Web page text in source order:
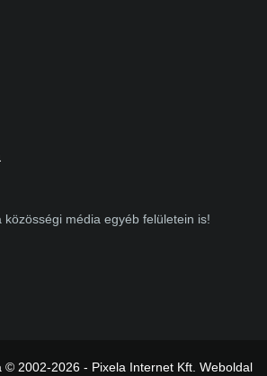
közösségi média egyéb felületein is!
2002-2026 - Pixela Internet Kft. Weboldal